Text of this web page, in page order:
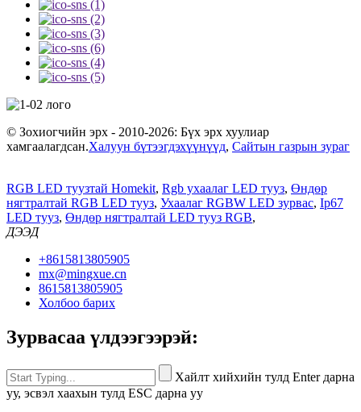
© Зохиогчийн эрх - 2010-2026: Бүх эрх хуулиар
хамгаалагдсан.Халуун бүтээгдэхүүнүүд, Сайтын газрын зураг
RGB LED туузтай Homekit, Rgb ухаалаг LED тууз, Өндөр
нягтралтай RGB LED тууз, Ухаалаг RGBW LED зурвас, Ip67
LED тууз, Өндөр нягтралтай LED тууз RGB,
ДЭЭД
+8615813805905
mx@mingxue.cn
8615813805905
Холбоо барих
Зурвасаа үлдээгээрэй:
Хайлт хийхийн тулд Enter дарна
уу, эсвэл хаахын тулд ESC дарна уу